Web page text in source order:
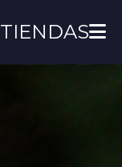
TIENDAS